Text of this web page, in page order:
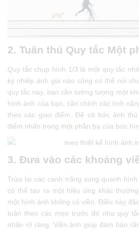
2. Tuân thủ Quy tắc Một
Quy tắc chụp hình 1/3 là một quy tắc
kỳ nhiếp ảnh gia nào cũng có thể nói
quy tắc này, bạn cần tưởng tượng một
hình ảnh của bạn, căn chỉnh các tính
theo các giao điểm. Để có bức ảnh
điểm nhấn trong một phần ba của bức
3. Đưa vào các khoảng
Trừa lại các cạnh trắng xung quanh
có thể tạo ra một hiệu ứng khác
một hình ảnh không có viền. Điều này
tuân theo các mẹo trước đó như quy
nhấn rõ ràng. Viền ảnh giúp đảm bảo